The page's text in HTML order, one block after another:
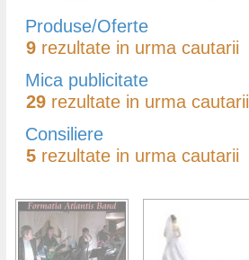
Produse/Oferte
9 rezultate in urma cautarii
Mica publicitate
29 rezultate in urma cautarii
Consiliere
5 rezultate in urma cautarii